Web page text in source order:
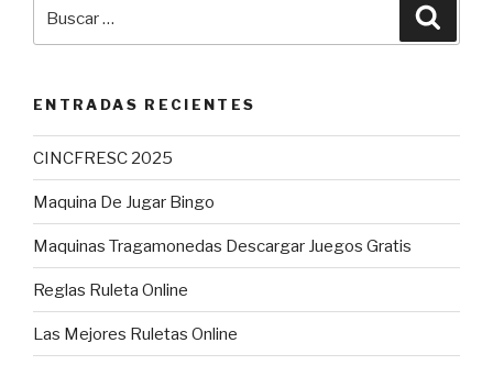
ENTRADAS RECIENTES
CINCFRESC 2025
Maquina De Jugar Bingo
Maquinas Tragamonedas Descargar Juegos Gratis
Reglas Ruleta Online
Las Mejores Ruletas Online